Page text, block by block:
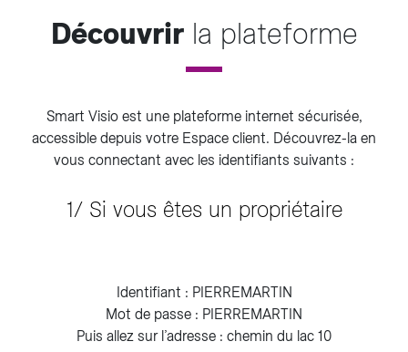
Découvrirla plateforme
Smart Visio est une plateforme internet sécurisée,
accessible depuis votre Espace client. Découvrez-la en
vous connectant avec les identifiants suivants :
1/ Si vous êtes un propriétaire
Identifiant : PIERREMARTIN
Mot de passe : PIERREMARTIN
Puis allez sur l’adresse : chemin du lac 10